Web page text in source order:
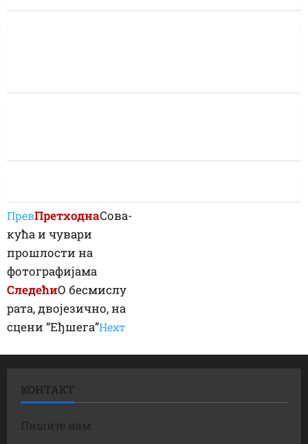
ПревПретходнаСова-
кућа и чувари
прошлости на
фотографијама
СледећиО бесмислу
рата, двојезично, на
сцени “Еђшега”Неxт
КОНТАКТ
Пишите нам